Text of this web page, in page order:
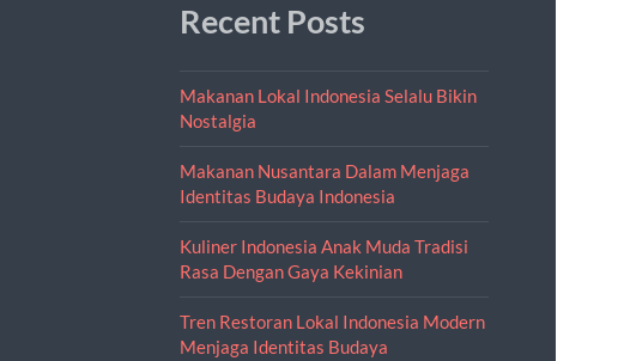
Recent Posts
Makanan Lokal Indonesia Selalu Bikin
Nostalgia
Makanan Nusantara Dalam Menjaga
Identitas Budaya Indonesia
Kuliner Indonesia Anak Muda Tradisi
Rasa Dengan Gaya Kekinian
Tren Restoran Lokal Indonesia Modern
Menjaga Identitas Budaya